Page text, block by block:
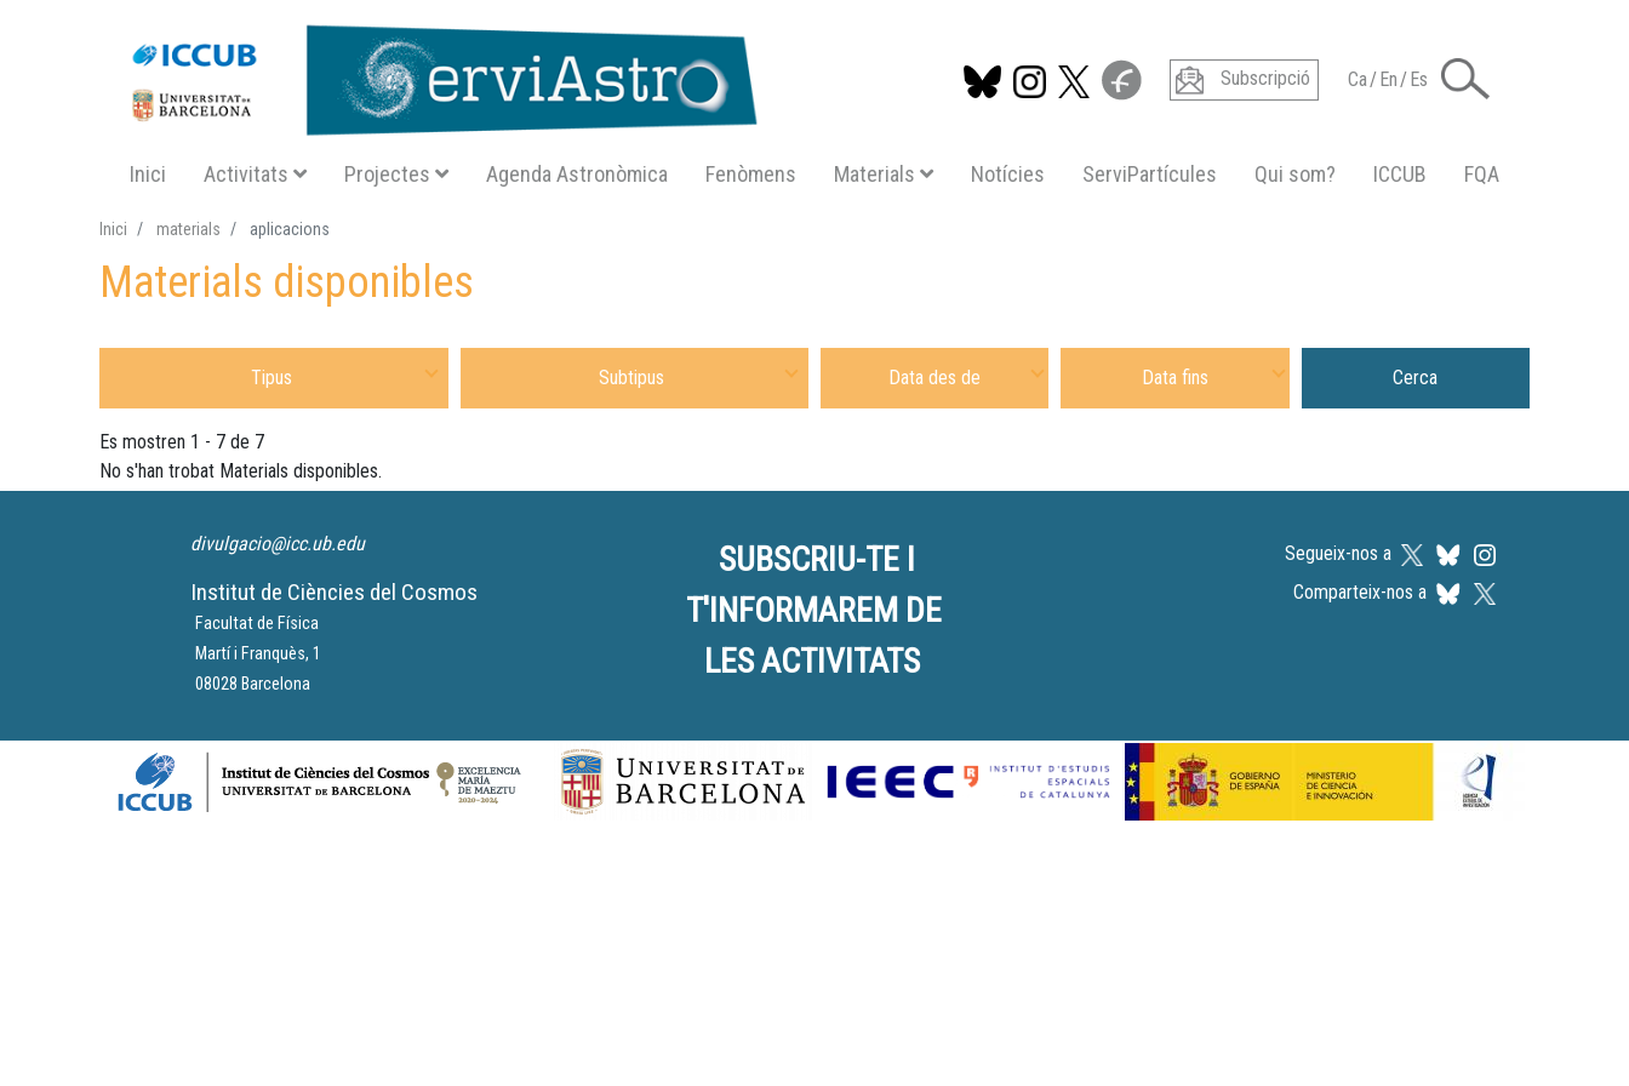
Subscripció Ca/En/Es
Navegació principal SA
Inici Activitats Projectes Agenda Astronòmica Fenòmens Materials Notícies ServiPartícules Qui som? ICCUB FQA
Inici materials aplicacions
Materials disponibles
Es mostren 1 - 7 de 7
No s'han trobat Materials disponibles.
divulgacio@icc.ub.edu
Institut de Ciències del Cosmos
Facultat de Física
Martí i Franquès, 1
08028 Barcelona
SUBSCRIU-TE I
T'INFORMAREM DE
LES ACTIVITATS
Segueix-nos a
Comparteix-nos a
Logos footer